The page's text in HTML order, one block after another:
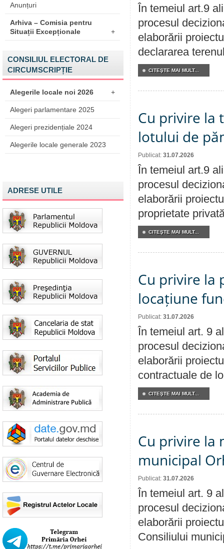
Anunțuri
Arhiva – Comisia pentru
Situații Excepționale
+
CONSILIUL ELECTORAL DE
CIRCUMSCRIPȚIE
Alegerile locale noi 2026 +
Alegeri parlamentare 2025
Alegeri prezidențiale 2024
Alegerile locale generale 2023
ADRESE UTILE
În temeiul art.9
procesul
elaborării
declararea
CITEŞTE MAI MULT...
Cu privire la
lotului de
Publicat: 31.07.2026
În temeiul art.9
procesul
elaborării
proprietate
CITEŞTE MAI MULT...
Cu privire la
locațiune
Publicat: 31.07.2026
În temeiul art. 9
procesul
elaborării
contractuale de
CITEŞTE MAI MULT...
Cu privire la
municipal
Publicat: 31.07.2026
În temeiul art. 9
procesul
elaborării
Consiliului